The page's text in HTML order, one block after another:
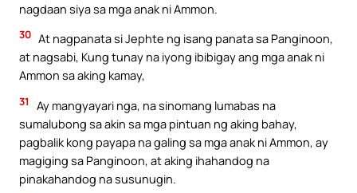
nagdaan siya sa mga anak ni Ammon.
30 At nagpanata si Jephte ng isang panata sa Panginoon,
at nagsabi, Kung tunay na iyong ibibigay ang mga anak ni
Ammon sa aking kamay,
31
Ay mangyayari nga, na sinomang lumabas na
sumalubong sa akin sa mga pintuan ng aking bahay,
pagbalik kong payapa na galing sa mga anak ni Ammon, ay
magiging sa Panginoon, at aking ihahandog na
pinakahandog na susunugin.